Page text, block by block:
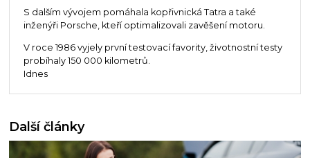
S dalším vývojem pomáhala kopřivnická Tatra a také
inženýři Porsche, kteří optimalizovali zavěšení motoru.
V roce 1986 vyjely první testovací favority, životnostní testy
probíhaly 150 000 kilometrů.
Idnes
Další články